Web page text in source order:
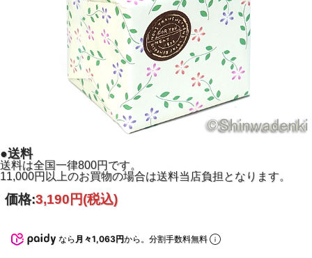
●送料
送料は全国一律800円です。
11,000円以上のお買物の場合は送料当店負担となります。
価格:3,190円(税込)
なら月々1,063円から。分割手数料無料